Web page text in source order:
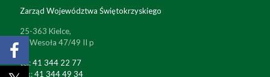
Zarząd Województwa Świętokrzyskiego
25-363 Kielce,
ul. Wesoła 47/49 II p
tel:41 344 22 77
fax:41 344 49 34